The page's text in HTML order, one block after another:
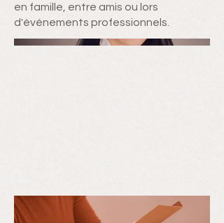
en famille, entre amis ou lors
d'événements professionnels.